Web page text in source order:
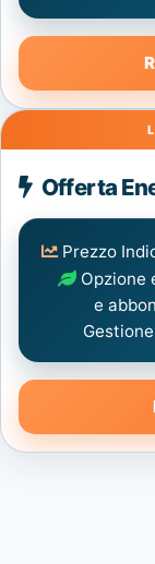
Energia
Elettrica
consigliata
Offerta
Prezzo
Opzione
e